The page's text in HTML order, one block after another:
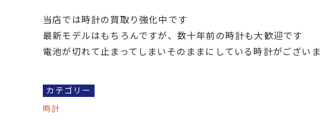
当店では時計の買取り強化中です
最新モデルはもちろんですが、数十年前の時計も大歓迎です
電池が切れて止まってしまいそのままにしている時計がござい
カテゴリー
時計